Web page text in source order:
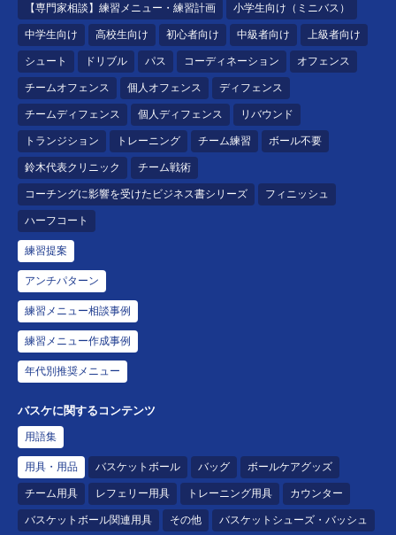
【専門家相談】練習メニュー・練習計画 小学生向け（ミニバス）
中学生向け 高校生向け 初心者向け 中級者向け 上級者向け
シュート ドリブル パス コーディネーション オフェンス
チームオフェンス 個人オフェンス ディフェンス
チームディフェンス 個人ディフェンス リバウンド
トランジション トレーニング チーム練習 ボール不要
鈴木代表クリニック チーム戦術
コーチングに影響を受けたビジネス書シリーズ フィニッシュ
ハーフコート
練習提案
アンチパターン
練習メニュー相談事例
練習メニュー作成事例
年代別推奨メニュー
バスケに関するコンテンツ
用語集
用具・用品 バスケットボール バッグ ボールケアグッズ
チーム用具 レフェリー用具 トレーニング用具 カウンター
バスケットボール関連用具 その他 バスケットシューズ・バッシュ